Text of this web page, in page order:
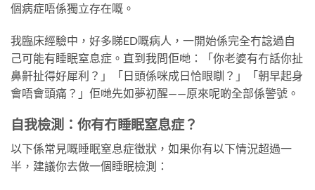
個病症唔係獨立存在嘅。
我臨床經驗中，好多睇ED嘅病人，一開始係完全冇諗過自
己可能有睡眠窒息症。直到我問佢哋：「你老婆有冇話你扯
鼻鼾扯得好犀利？」「日頭係咪成日恰眼瞓？」「朝早起身
會唔會頭痛？」佢哋先如夢初醒——原來呢啲全部係警號。
自我檢測：你有冇睡眠窒息症？
以下係常見嘅睡眠窒息症徵狀，如果你有以下情況超過一
半，建議你去做一個睡眠檢測：